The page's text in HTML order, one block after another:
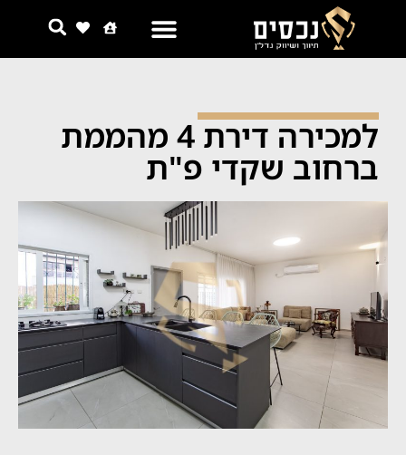
למכירה דירת 4 מהממת
ברחוב שקדי פ"ת